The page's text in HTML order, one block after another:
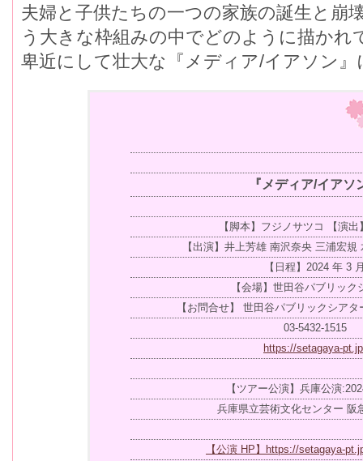
夫婦と子供たちの一つの家族の誕生と崩
う大きな枠組みの中でどのように描かれ
卑近にして壮大な『メディア/イアソン
『メディア/イアソ
【脚本】フジノサツコ 【演
【出演】井上芳雄 南沢奈央 三浦宏
【日程】2024 年 3
【会場】世田谷パブリック
【お問合せ】 世田谷パブリックシア
03-5432-1515
https://setagaya-
【ツアー公演】兵庫公演
兵庫県立芸術文化センター 阪
【公演 HP】https://setagaya-